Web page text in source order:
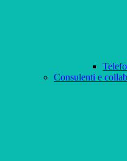
Consulenti e